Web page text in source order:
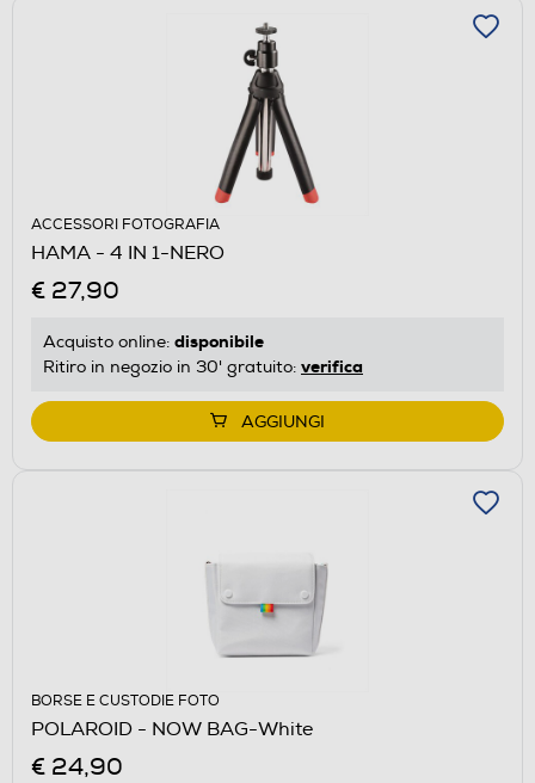
ACCESSORI FOTOGRAFIA
HAMA - 4 IN 1-NERO
€ 27,90
Acquisto online: disponibile
Ritiro in negozio in 30' gratuito: verifica
AGGIUNGI
BORSE E CUSTODIE FOTO
POLAROID - NOW BAG-White
€ 24,90